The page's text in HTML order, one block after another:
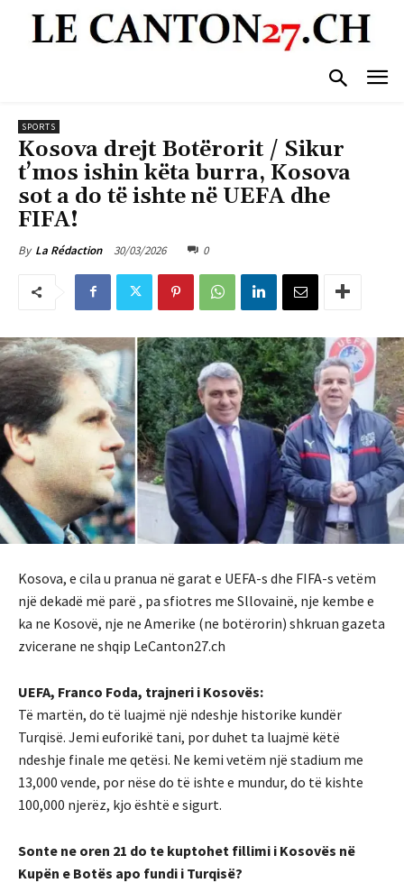
SPORTS
Kosova drejt Botërorit / Sikur
t’mos ishin këta burra, Kosova
sot a do të ishte në UEFA dhe
FIFA!
By La Rédaction 30/03/2026 0
Kosova, e cila u pranua në garat e UEFA-s dhe FIFA-s vetëm
një dekadë më parë , pa sfiotres me Sllovainë, nje kembe e
ka ne Kosovë, nje ne Amerike (ne botërorin) shkruan gazeta
zvicerane ne shqip LeCanton27.ch
UEFA, Franco Foda, trajneri i Kosovës:
Të martën, do të luajmë një ndeshje historike kundër
Turqisë. Jemi euforikë tani, por duhet ta luajmë këtë
ndeshje finale me qetësi. Ne kemi vetëm një stadium me
13,000 vende, por nëse do të ishte e mundur, do të kishte
100,000 njerëz, kjo është e sigurt.
Sonte ne oren 21 do te kuptohet fillimi i Kosovës në
Kupën e Botës apo fundi i Turqisë?